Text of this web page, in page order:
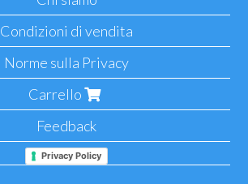
Condizioni di vendita
Norme sulla Privacy
Carrello
Feedback
Privacy Policy